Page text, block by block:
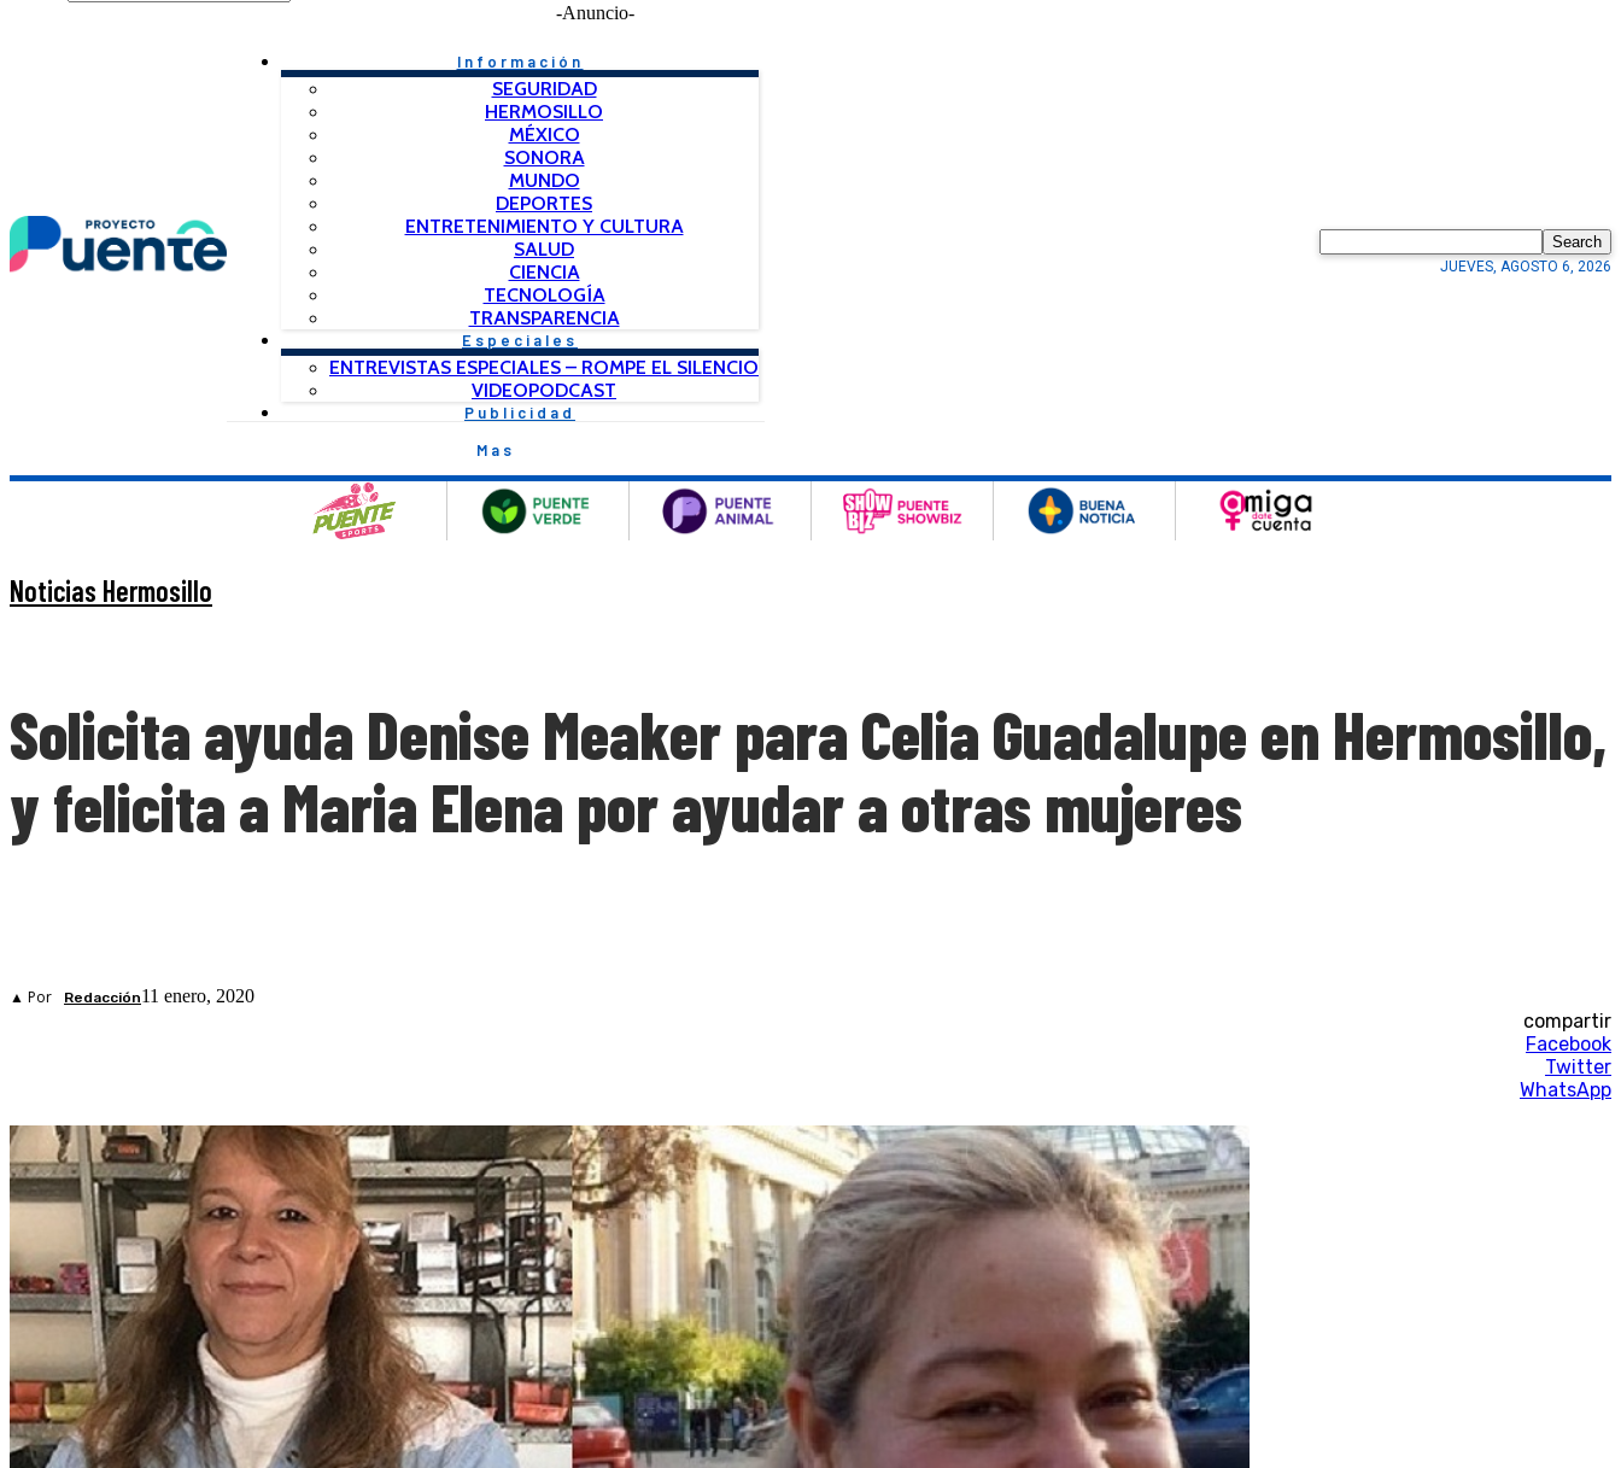
-Anuncio-
Información
SEGURIDAD
HERMOSILLO
MÉXICO
SONORA
MUNDO
DEPORTES
ENTRETENIMIENTO Y CULTURA
SALUD
CIENCIA
TECNOLOGÍA
TRANSPARENCIA
Especiales
ENTREVISTAS ESPECIALES – ROMPE EL SILENCIO
VIDEOPODCAST
Publicidad
Mas
Search
JUEVES, AGOSTO 6, 2026
Noticias Hermosillo
Solicita ayuda Denise Meaker para Celia Guadalupe en Hermosillo,
y felicita a Maria Elena por ayudar a otras mujeres
▲ Por Redacción11 enero, 2020
compartir
Facebook
Twitter
WhatsApp